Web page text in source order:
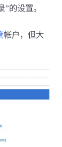
的设置。
帐户，但大